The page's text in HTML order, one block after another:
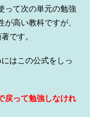
って次の単元の勉強
高い教科ですが、
です。
はこの公式をしっ
戻って勉強しなけれ